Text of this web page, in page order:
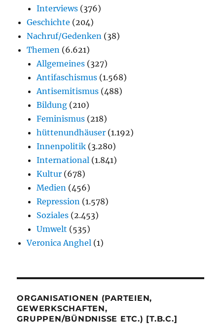
Interviews (376)
Geschichte (204)
Nachruf/Gedenken (38)
Themen (6.621)
Allgemeines (327)
Antifaschismus (1.568)
Antisemitismus (488)
Bildung (210)
Feminismus (218)
hüttenundhäuser (1.192)
Innenpolitik (3.280)
International (1.841)
Kultur (678)
Medien (456)
Repression (1.578)
Soziales (2.453)
Umwelt (535)
Veronica Anghel (1)
ORGANISATIONEN (PARTEIEN,
GEWERKSCHAFTEN,
GRUPPEN/BÜNDNISSE ETC.) [T.B.C.]